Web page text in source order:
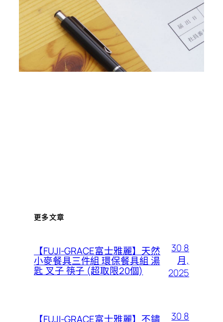
更多文章
【FUJI-GRACE富士雅麗】天然
小麥餐具三件組 環保餐具組 湯
匙 叉子 筷子 (超取限20個)
30 8
月,
2025
【FUJI-GRACE富士雅麗】不鏽
30 8